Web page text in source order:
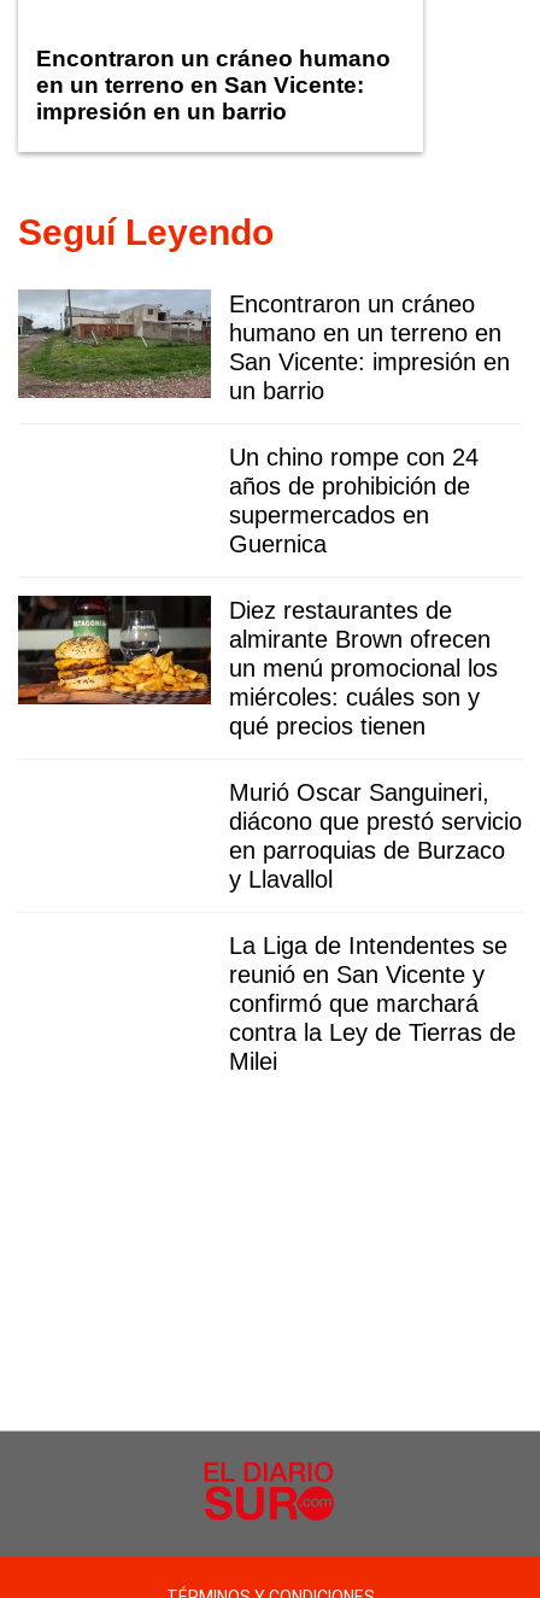
Encontraron un cráneo humano
en un terreno en San Vicente:
impresión en un barrio
Seguí Leyendo
Encontraron un cráneo
humano en un terreno en
San Vicente: impresión en
un barrio
Un chino rompe con 24
años de prohibición de
supermercados en
Guernica
Diez restaurantes de
almirante Brown ofrecen
un menú promocional los
miércoles: cuáles son y
qué precios tienen
Murió Oscar Sanguineri,
diácono que prestó servicio
en parroquias de Burzaco
y Llavallol
La Liga de Intendentes se
reunió en San Vicente y
confirmó que marchará
contra la Ley de Tierras de
Milei